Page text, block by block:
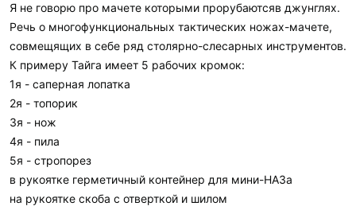
и
л
и
Я не говорю про мачете которыми прорубаютсяв джунглях.
Речь о многофункциональных тактических ножах-мачете,
совмещящих в себе ряд столярно-слесарных инструментов.
К примеру Тайга имеет 5 рабочих кромок:
1я - саперная лопатка
2я - топорик
3я - нож
4я - пила
5я - стропорез
в рукоятке герметичный контейнер для мини-НАЗа
на рукоятке скоба с отверткой и шилом